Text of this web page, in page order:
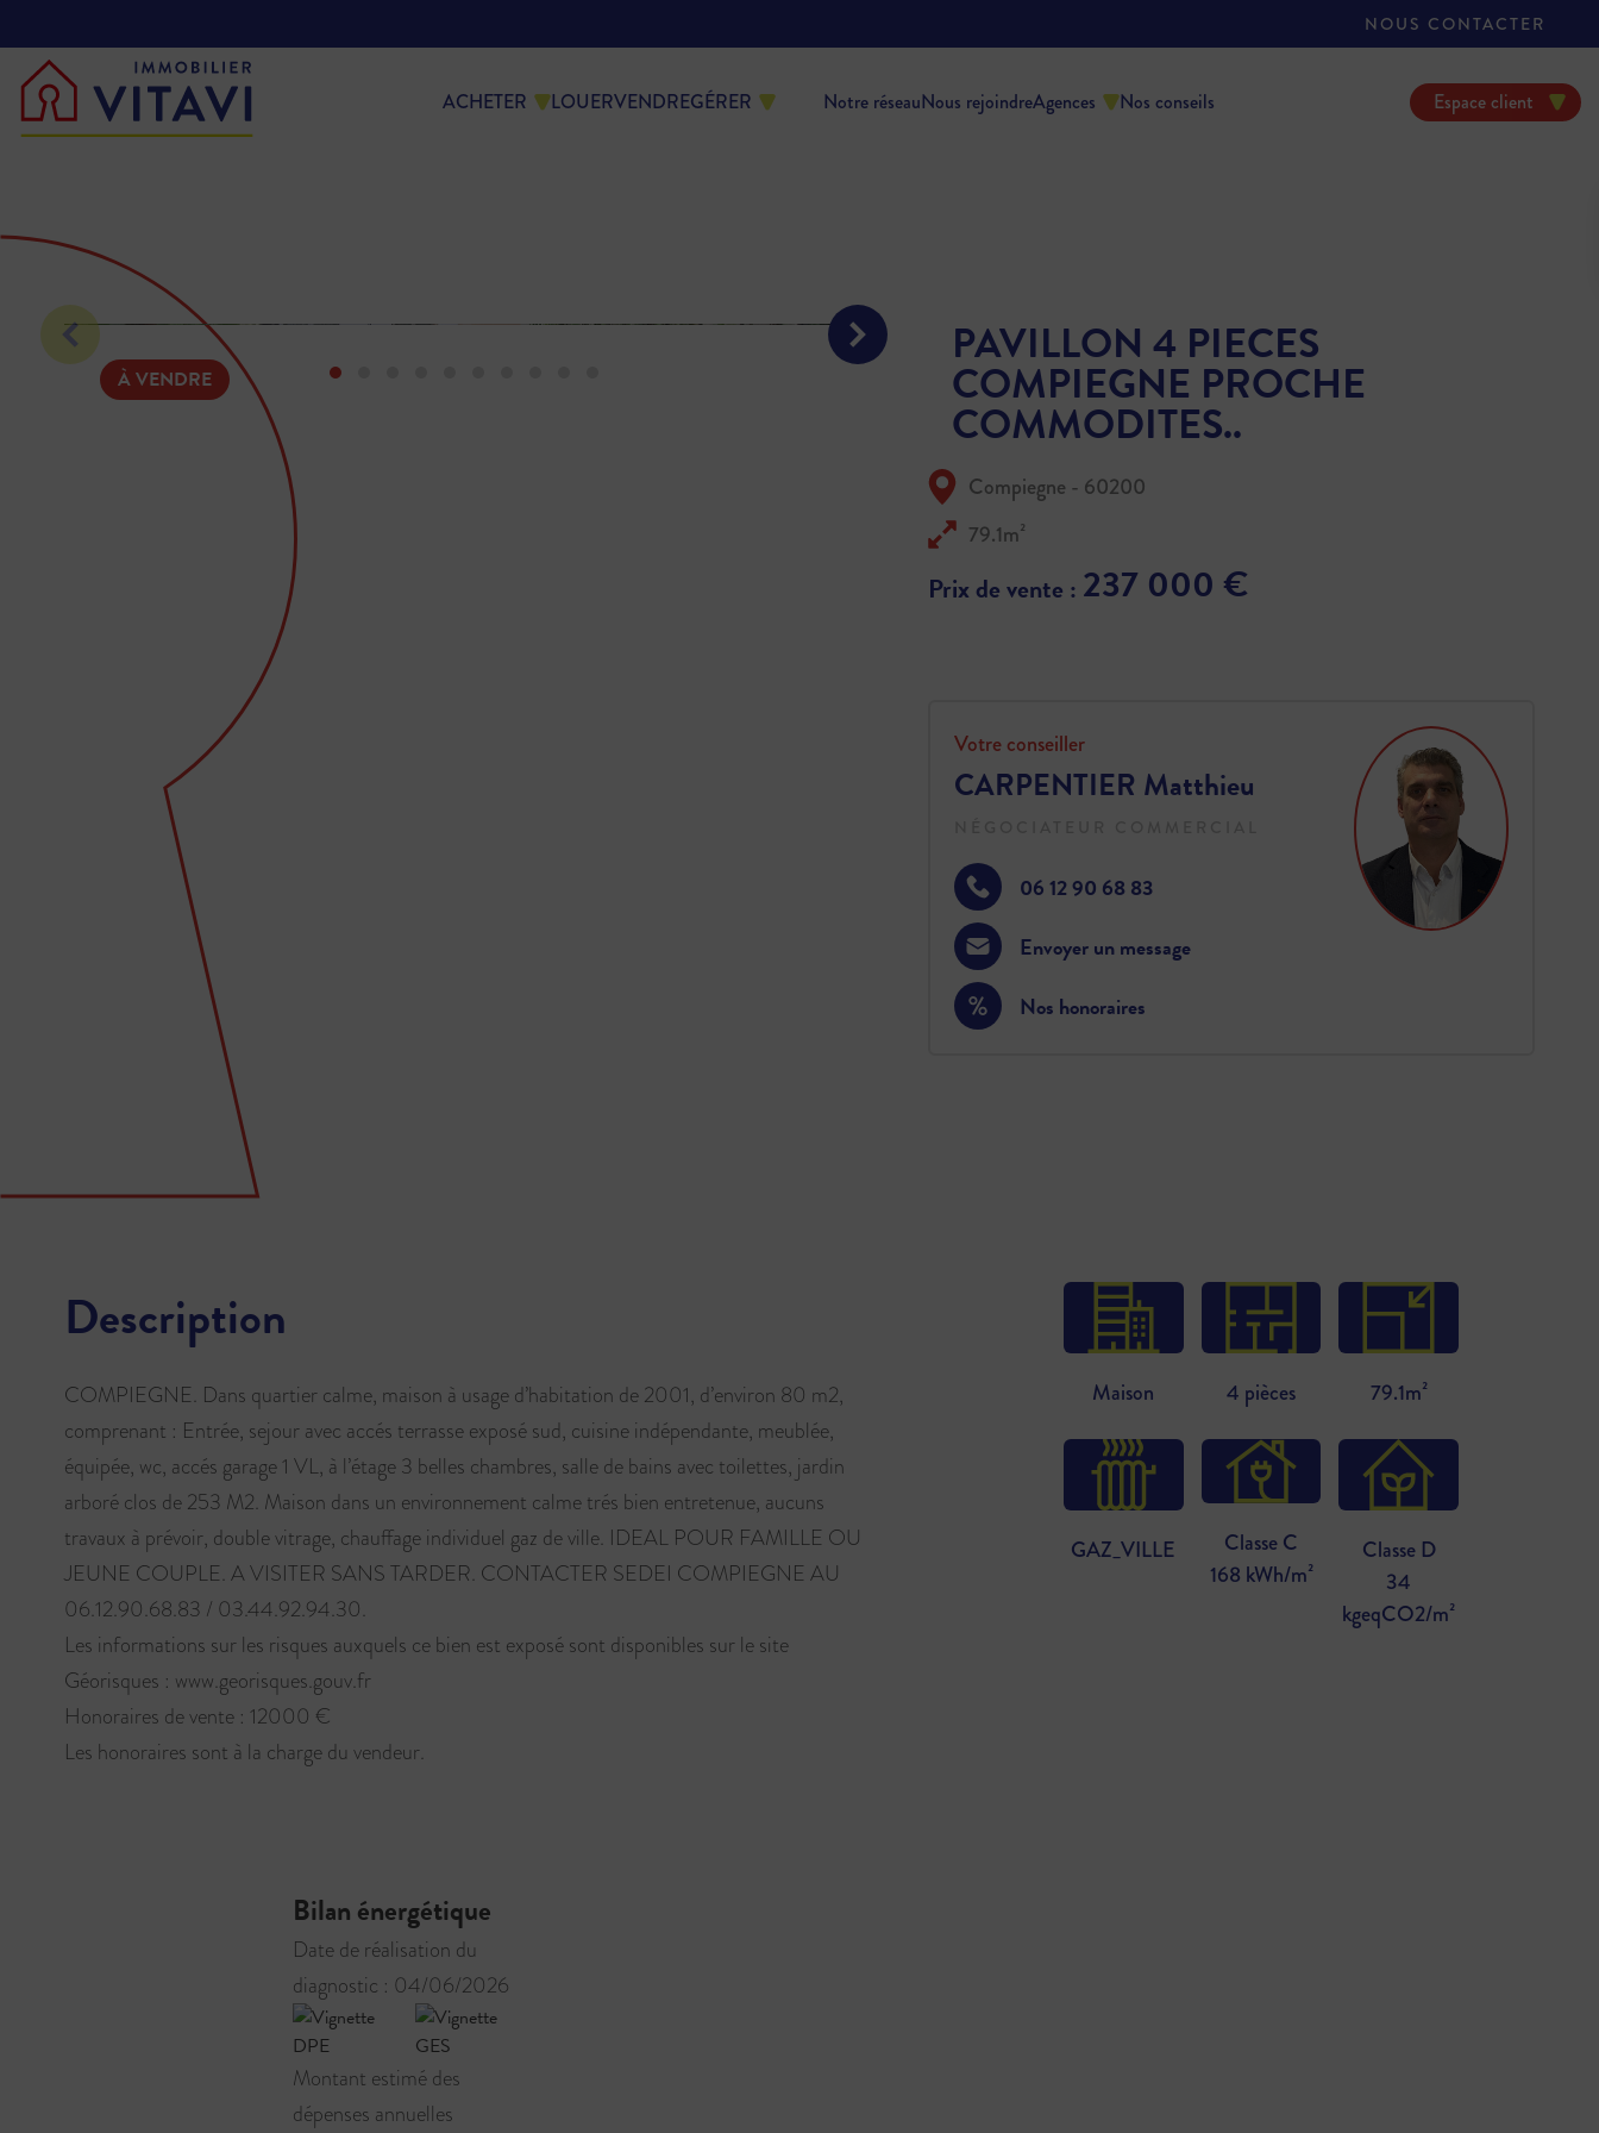
NOUS CONTACTER
ACHETER LOUERVENDREGÉRER Notre réseauNous rejoindreAgences Nos conseils Espace client
À VENDRE
PAVILLON 4 PIECES
COMPIEGNE PROCHE
COMMODITES..
Compiegne - 60200
79.1m²
Prix de vente : 237 000 €
Votre conseiller
CARPENTIER Matthieu
06 12 90 68 83
Envoyer un message
Nos honoraires
Description
COMPIEGNE. Dans quartier calme, maison à usage d’habitation de 2001, d’environ 80 m2,
comprenant : Entrée, sejour avec accés terrasse exposé sud, cuisine indépendante, meublée,
équipée, wc, accés garage 1 VL, à l’étage 3 belles chambres, salle de bains avec toilettes, jardin
arboré clos de 253 M2. Maison dans un environnement calme trés bien entretenue, aucuns
travaux à prévoir, double vitrage, chauffage individuel gaz de ville. IDEAL POUR FAMILLE OU
JEUNE COUPLE. A VISITER SANS TARDER. CONTACTER SEDEI COMPIEGNE AU
06.12.90.68.83 / 03.44.92.94.30.
Les informations sur les risques auxquels ce bien est exposé sont disponibles sur le site
Géorisques : www.georisques.gouv.fr
Honoraires de vente : 12000 €
Les honoraires sont à la charge du vendeur.
Maison 4 pièces 79.1m²
GAZ_VILLE
Classe C
168 kWh/m²
Classe D
34
kgeqCO2/m²
Bilan énergétique
Date de réalisation du
diagnostic : 04/06/2026
Montant estimé des
dépenses annuelles